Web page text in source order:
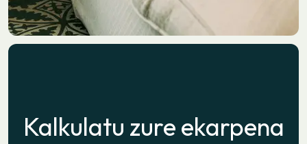
Kalkulatu zure ekarpena